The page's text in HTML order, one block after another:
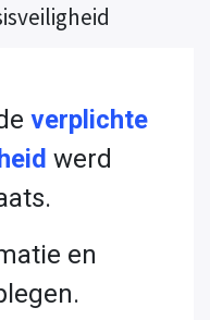
verplichte
werd
en